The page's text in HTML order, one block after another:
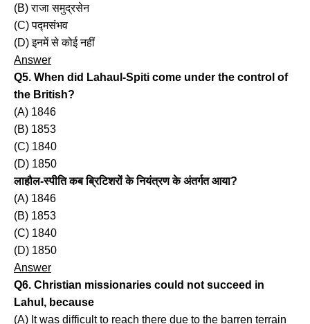
(B) राजा समुद्रसेन
(C) पद्मसंभव
(D) इनमें से कोई नहीं
Answer
Q5. When did Lahaul-Spiti come under the control of
the British?
(A) 1846
(B) 1853
(C) 1840
(D) 1850
लाहौल-स्पीति कब ब्रिटिशरों के नियंत्रण के अंतर्गत आया?
(A) 1846
(B) 1853
(C) 1840
(D) 1850
Answer
Q6. Christian missionaries could not succeed in
Lahul, because
(A) It was difficult to reach there due to the barren terrain